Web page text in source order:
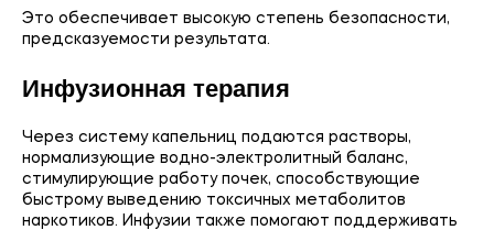
Это обеспечивает высокую степень безопасности,
предсказуемости результата.
Инфузионная терапия
Через систему капельниц подаются растворы,
нормализующие водно-электролитный баланс,
стимулирующие работу почек, способствующие
быстрому выведению токсичных метаболитов
наркотиков. Инфузии также помогают поддерживать